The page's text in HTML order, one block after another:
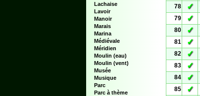
Lachaise
Lavoir
Manoir
Marais
Marina
Médiévale
Méridien
Moulin (eau)
Moulin (vent)
Musée
Musique
Parc
Parc à thème
78
✓
79
✓
80
✓
81
✓
82
✓
83
✓
84
✓
85
✓